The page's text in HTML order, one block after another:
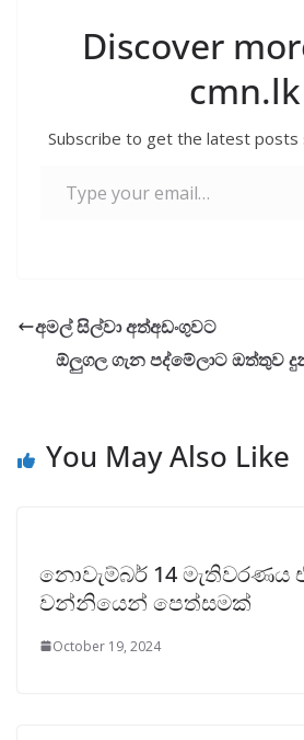
Discover
cmn.lk
Subscribe to get the latest posts
අමල් සිල්වා අත්අඩංගුවට
ඕලුගල ගැන පද්මේලාට ඔත්තුව
You May Also Like
නොවැම්බර් 14 මැතිවරණය
වන්නියෙන් පෙත්සමක්
October 19, 2024